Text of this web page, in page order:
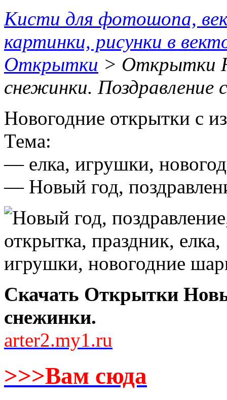
Кисти для фотошопа,
картинки, рисунки в
Открытки > Открытки
снежинки. Поздравление
Новогодние открытки с
Тема:
— елка, игрушки,
— Новый год,
Скачать Открытки
снежинки.
arter2.my1.ru
>>>Вам сюда